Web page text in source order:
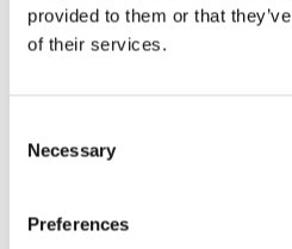
provided to them or that
of their services.
Selection
Necessary
Preferences
Bestellen bij Bekking & Blitz gaat
gemakkelijk. Wanneer je de
schriften,potloden
worden er geen verzendkosten in